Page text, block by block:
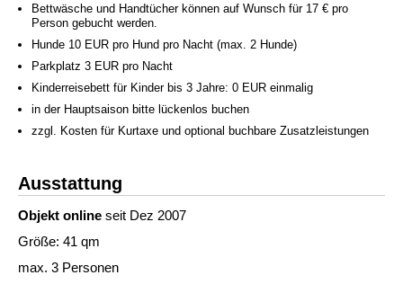
Bettwäsche und Handtücher können auf Wunsch für 17 € pro
Person gebucht werden.
Hunde 10 EUR pro Hund pro Nacht (max. 2 Hunde)
Parkplatz 3 EUR pro Nacht
Kinderreisebett für Kinder bis 3 Jahre: 0 EUR einmalig
in der Hauptsaison bitte lückenlos buchen
zzgl. Kosten für Kurtaxe und optional buchbare Zusatzleistungen
Ausstattung
Objekt online seit Dez 2007
Größe: 41 qm
max. 3 Personen